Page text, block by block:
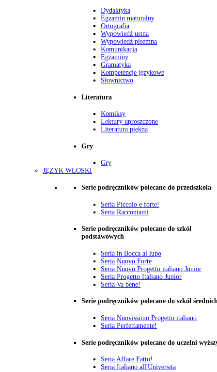
Dydaktyka
Egzamin maturalny
Ortografia
Wypowiedź ustna
Wypowiedź pisemna
Komunikacja
Egzaminy
Gramatyka
Kompetencje językowe
Słownictwo
Literatura
Komiksy
Lektury uproszczone
Literatura piękna
Gry
Gry
JĘZYK WŁOSKI
Serie podręczników polecane do przedszkola
Seria Piccolo e forte!
Seria Raccontami
Serie podręczników polecane do szkół
podstawowych
Seria in Bocca al lupo
Seria Nuovo Forte
Seria Nuovo Progetto italiano Junior
Seria Progetto Italiano Junior
Seria Va bene!
Serie podręczników polecane do szkół
Seria Nuovissimo Progetto italiano
Seria Perfettamente!
Serie podręczników polecane do uczelni
Seria Affare Fatto!
Seria Italiano all'Universita